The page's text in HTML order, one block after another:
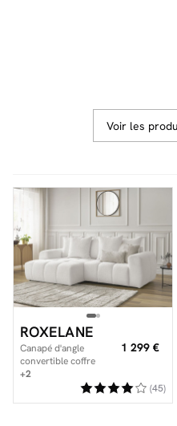
Facilité de paiements
Livraison
Aide et contact
Conseil sur mesure
Mieux nous connaître
Voir les
ROXELANE
Canapé d'angle
convertible coffre
ROXELANE tissu
1 299 €
+2
(45)